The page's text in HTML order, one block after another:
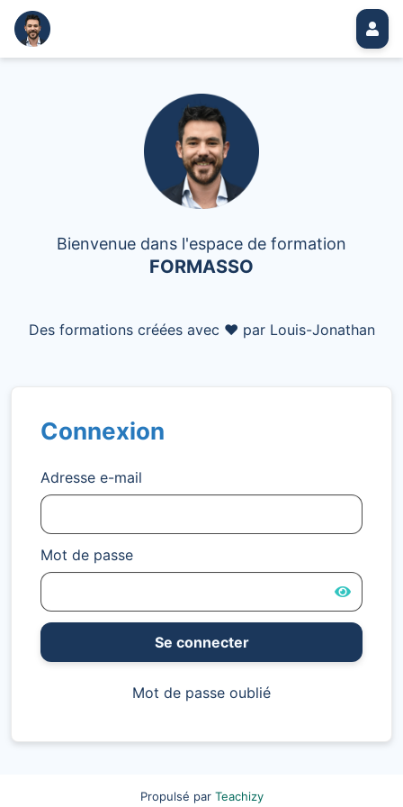
Bienvenue dans l'espace de formation
FORMASSO
Des formations créées avec ❤ par Louis-Jonathan
Connexion
Adresse e-mail
Mot de passe
Se connecter
Mot de passe oublié
Propulsé par Teachizy